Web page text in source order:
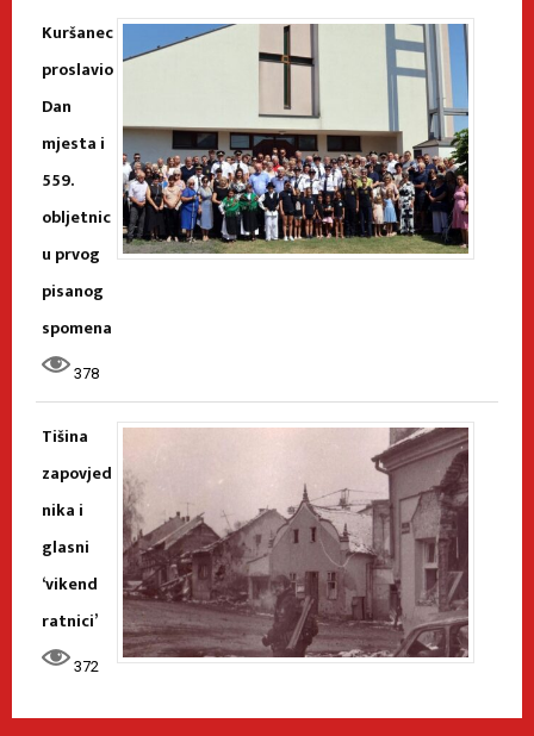
Kuršanec
proslavio
Dan
mjesta i
559.
obljetnic
u prvog
pisanog
spomena
378
Tišina
zapovjed
nika i
glasni
‘vikend
ratnici’
372